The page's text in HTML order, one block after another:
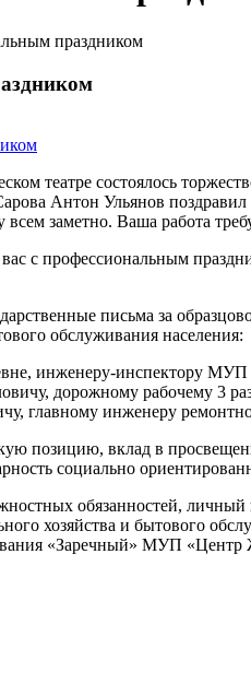
праздником
театре состоялось
Антон Ульянов
всем заметно. Ваша работа
с профессиональным
письма за
обслуживания населения:
инженеру-инспектору МУП
дорожному рабочему 3
главному инженеру
позицию, вклад в
социально
обязанностей,
хозяйства и бытового
«Заречный» МУП